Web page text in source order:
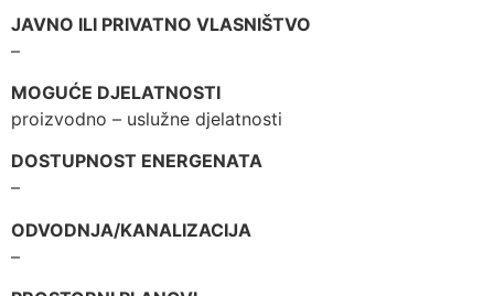
JAVNO ILI PRIVATNO VLASNIŠTVO
–
MOGUĆE DJELATNOSTI
proizvodno – uslužne djelatnosti
DOSTUPNOST ENERGENATA
–
ODVODNJA/KANALIZACIJA
–